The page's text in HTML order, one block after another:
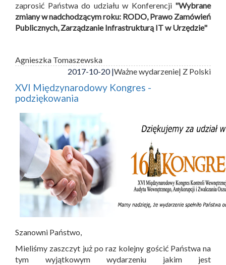
zaprosić Państwa do udziału w Konferencji "Wybrane
zmiany w nadchodzącym roku: RODO, Prawo Zamówień
Publicznych, Zarządzanie Infrastrukturą IT w Urzędzie"
Agnieszka Tomaszewska
2017-10-20 |Ważne wydarzenie| Z Polski
XVI Międzynarodowy Kongres -
podziękowania
Szanowni Państwo,
Mieliśmy zaszczyt już po raz kolejny gościć Państwa na
tym wyjątkowym wydarzeniu jakim jest